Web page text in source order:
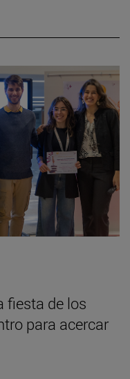
fiesta de los
para acercar